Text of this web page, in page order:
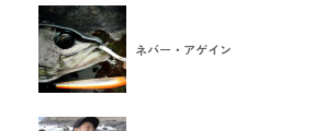
ネバー・アゲイン